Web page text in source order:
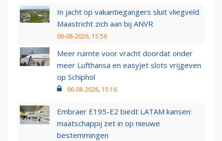
In jacht op vakantiegangers sluit vliegveld
Maastricht zich aan bij ANVR
06-08-2026, 15:56
Meer ruimte voor vracht doordat onder
meer Lufthansa en easyJet slots vrijgeven
op Schiphol
06-08-2026, 15:16
Embraer E195-E2 biedt LATAM kansen:
maatschappij zet in op nieuwe
bestemmingen